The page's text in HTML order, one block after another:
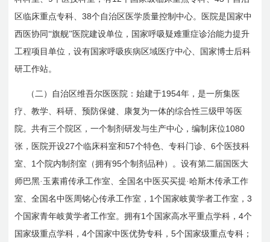
区临床重点专科、38个自治区医学质量控制中心。医院是国家中
西医协同“旗舰”医院建设单位，国家呼吸疑难重症诊治能力提升
工程项目单位，设有国家呼吸疾病区域医疗中心、国家博士后科
研工作站。
（二）自治区维吾尔医医院：始建于1954年，是一所集医
疗、教学、科研、预防保健、康复为一体的综合性三级甲等医
院。共有三个院区，一个制剂研发与生产中心，编制床位1080
张，医院开设27个临床科室和57个特色、专科门诊、6个医技科
室、 1个院内制剂室（拥有95个制剂品种）。设有第二届国医大
师巴黑·玉素甫传承工作室、全国名中医买买提·哈斯木传承工作
室、全国名中医周铭心传承工作室， 1个国家岐黄学者工作室，3
个国家青年岐黄学者工作室。拥有1个国家高水平重点学科，4个
国家级重点学科，4个国家中医优势专科，5个国家级重点专科；